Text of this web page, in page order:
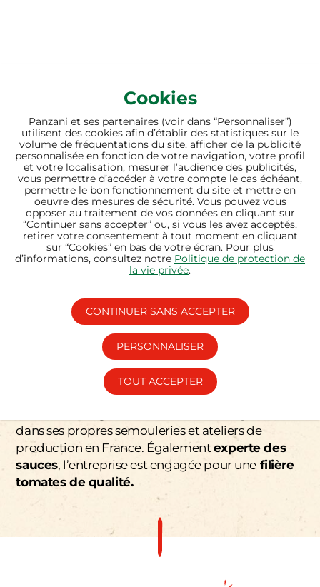
Cookies
Panzani et ses partenaires (voir dans “Personnaliser”)
utilisent des cookies afin d’établir des statistiques sur le
volume de fréquentations du site, afficher de la publicité
personnalisée en fonction de votre navigation, votre profil
et votre localisation, mesurer l’audience des publicités,
vous permettre d’accéder à votre compte le cas échéant,
permettre le bon fonctionnement du site et mettre en
oeuvre des mesures de sécurité. Vous pouvez vous
opposer au traitement de vos données en cliquant sur
“Continuer sans accepter” ou, si vous les avez acceptés,
retirer votre consentement à tout moment en cliquant
sur “Cookies” en bas de votre écran. Pour plus
d’informations, consultez notre Politique de protection de
la vie privée.
CONTINUER SANS ACCEPTER
PERSONNALISER
TOUT ACCEPTER
NOS SAVOIR-FAIRE
UNE MAÎTRISE DU CHAMP
À L’ASSIETTE
Panzani travaille avec ses partenaires agricoles
approvisionnement en blé dur
maîtrise toutes les étapes de sa transformation
dans ses propres semouleries et ateliers de
production en France. Également experte des
sauces, l’entreprise est engagée pour unefilière
tomates de qualité.